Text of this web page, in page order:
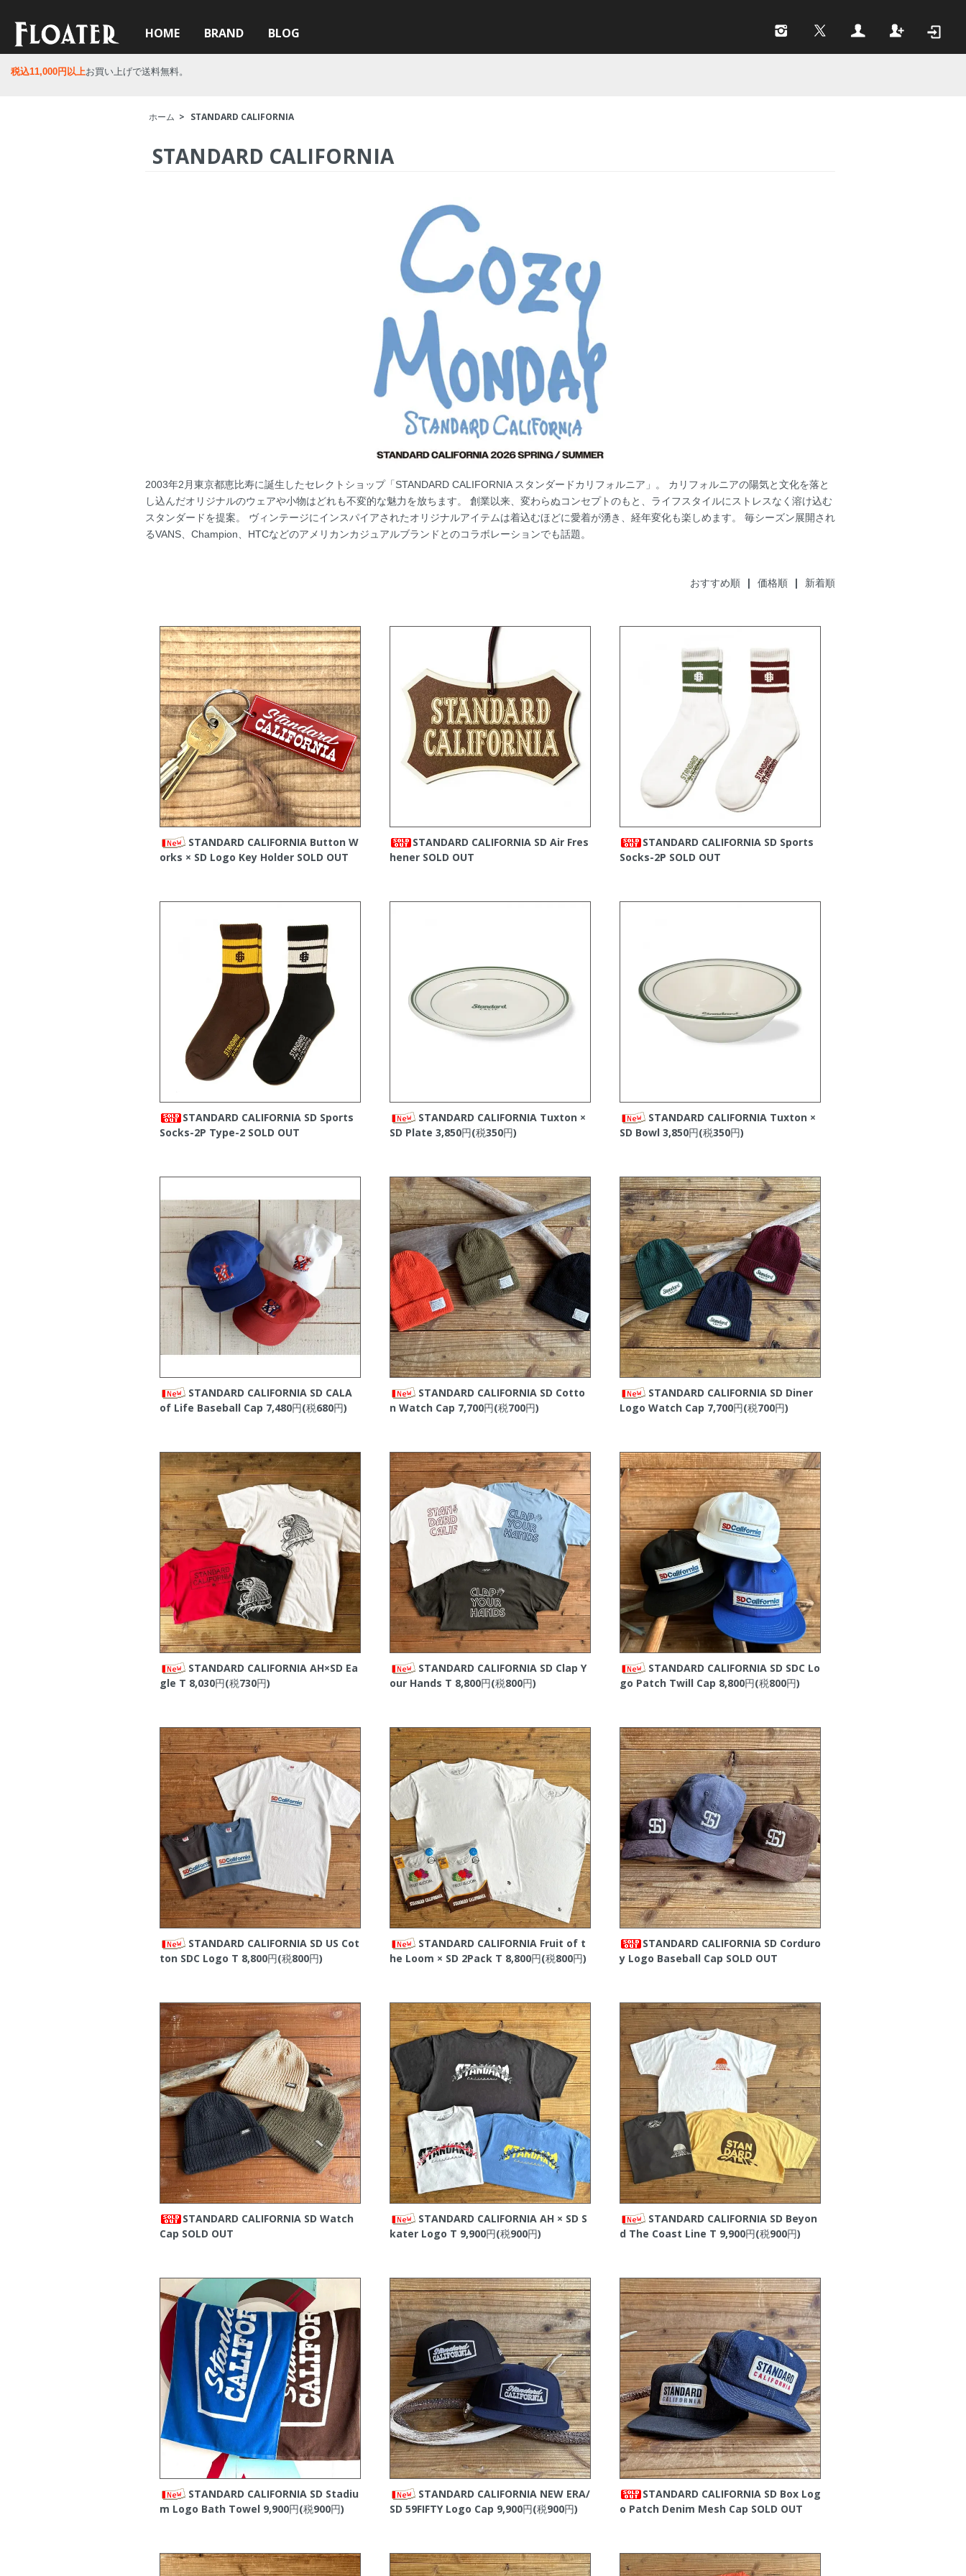
HOME BRAND BLOG
税込11,000円以上お買い上げで送料無料。
ホーム > STANDARD CALIFORNIA
STANDARD CALIFORNIA
2003年2月東京都恵比寿に誕生したセレクトショップ「STANDARD CALIFORNIA スタンダードカリフォルニア」。 カリフォルニアの陽気と文化を落と
し込んだオリジナルのウェアや小物はどれも不変的な魅力を放ちます。 創業以来、変わらぬコンセプトのもと、ライフスタイルにストレスなく溶け込む
スタンダードを提案。 ヴィンテージにインスパイアされたオリジナルアイテムは着込むほどに愛着が湧き、経年変化も楽しめます。 毎シーズン展開され
るVANS、Champion、HTCなどのアメリカンカジュアルブランドとのコラボレーションでも話題。
おすすめ順 | 価格順 | 新着順
STANDARD CALIFORNIA Button W
orks × SD Logo Key Holder SOLD OUT
STANDARD CALIFORNIA SD Air Fres
henerSOLD OUT
STANDARD CALIFORNIA SD Sports
Socks-2P SOLD OUT
STANDARD CALIFORNIA SD Sports
Socks-2P Type-2 SOLD OUT
STANDARD CALIFORNIA Tuxton ×
SD Plate 3,850円(税350円)
STANDARD CALIFORNIA Tuxton ×
SD Bowl 3,850円(税350円)
STANDARD CALIFORNIA SD CALA
of Life Baseball Cap 7,480円(税680円)
STANDARD CALIFORNIA SD Cotto
n Watch Cap 7,700円(税700円)
STANDARD CALIFORNIA SD Diner
Logo Watch Cap 7,700円(税700円)
STANDARD CALIFORNIA AH×SD Ea
gle T 8,030円(税730円)
STANDARD CALIFORNIA SD Clap Y
our Hands T 8,800円(税800円)
STANDARD CALIFORNIA SD SDC Lo
go Patch Twill Cap 8,800円(税800円)
STANDARD CALIFORNIA SD US Cot
ton SDC Logo T 8,800円(税800円)
STANDARD CALIFORNIA Fruit of t
he Loom × SD 2Pack T 8,800円(税800円)
STANDARD CALIFORNIA SD Corduro
y Logo Baseball Cap SOLD OUT
STANDARD CALIFORNIA SD Watch
Cap SOLD OUT
STANDARD CALIFORNIA AH × SD S
kater Logo T 9,900円(税900円)
STANDARD CALIFORNIA SD Beyon
d The Coast Line T 9,900円(税900円)
STANDARD CALIFORNIA SD Stadiu
m Logo Bath Towel 9,900円(税900円)
STANDARD CALIFORNIA NEW ERA/
SD 59FIFTY Logo Cap 9,900円(税900円)
STANDARD CALIFORNIA SD Box Log
o Patch Denim Mesh Cap SOLD OUT